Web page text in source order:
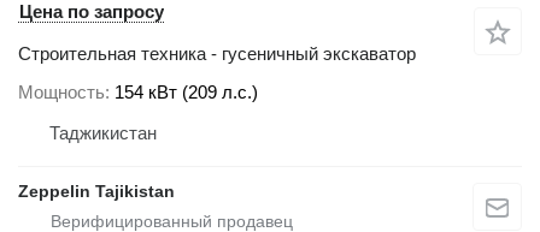
Цена по запросу
Строительная техника - гусеничный экскаватор
Мощность 154 кВт (209 л.с.)
Таджикистан
Zeppelin Tajikistan